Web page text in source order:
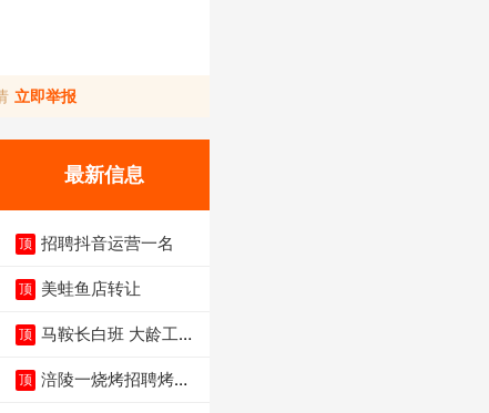
立即举报
最新信息
顶 招聘抖音运营一名
顶 美蛙鱼店转让
顶 马鞍长白班 大龄工大
顶 涪陵一烧烤招聘烤工